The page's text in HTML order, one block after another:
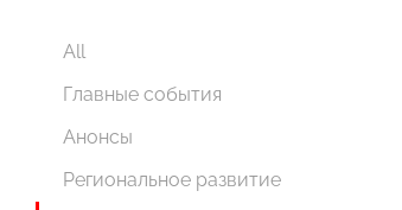
All
Главные события
Анонсы
Региональное развитие